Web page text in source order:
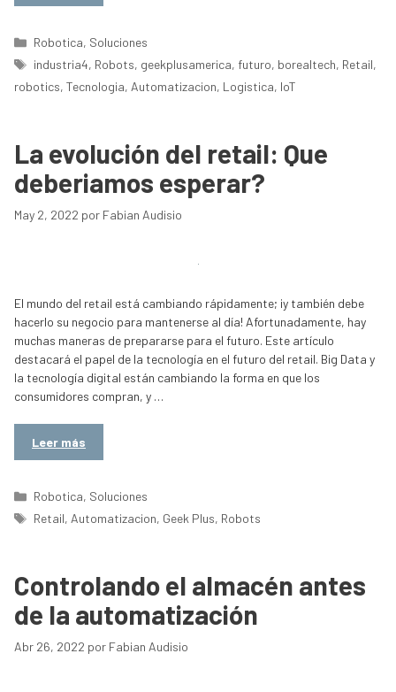
Categorías
Robotica, Soluciones
Etiquetas
industria4, Robots, geekplusamerica, futuro, borealtech, Retail,
robotics, Tecnologia, Automatizacion, Logistica, IoT
La evolución del retail: Que
deberiamos esperar?
May 2, 2022 por Fabian Audisio
El mundo del retail está cambiando rápidamente; ¡y también debe
hacerlo su negocio para mantenerse al día! Afortunadamente, hay
muchas maneras de prepararse para el futuro. Este artículo
destacará el papel de la tecnología en el futuro del retail. Big Data y
la tecnología digital están cambiando la forma en que los
consumidores compran, y …
Leer más
Categorías
Robotica, Soluciones
Etiquetas
Retail, Automatizacion, Geek Plus, Robots
Controlando el almacén antes
de la automatización
Abr 26, 2022 por Fabian Audisio